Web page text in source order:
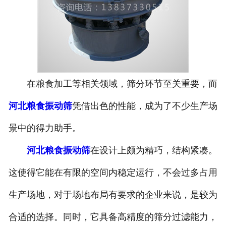
视频中心
联系我们
在粮食加工等相关领域，筛分环节至关重要，而
河北粮食振动筛凭借出色的性能，成为了不少生产场
景中的得力助手。
河北粮食振动筛在设计上颇为精巧，结构紧凑。
这使得它能在有限的空间内稳定运行，不会过多占用
生产场地，对于场地布局有要求的企业来说，是较为
合适的选择。同时，它具备高精度的筛分过滤能力，